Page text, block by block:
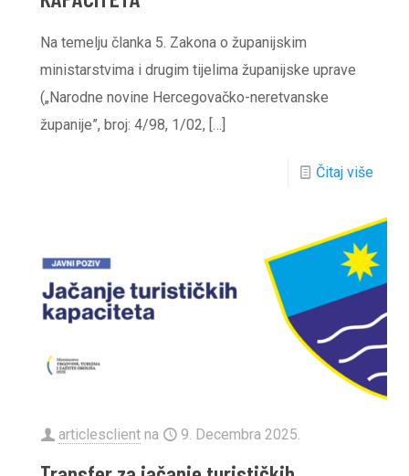
Na temelju članka 5. Zakona o županijskim
ministarstvima i drugim tijelima županijske uprave
(„Narodne novine Hercegovačko-neretvanske
županije”, broj: 4/98, 1/02, […]
Čitaj više
articlesclient na 9. Decembra 2025.